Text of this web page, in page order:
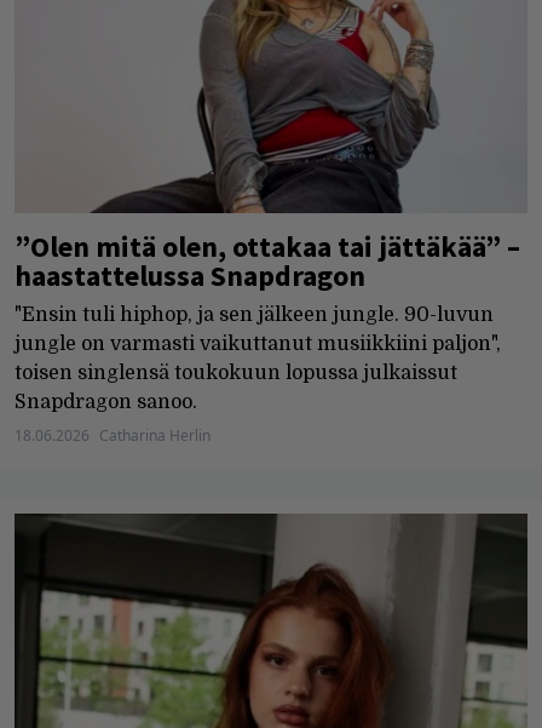
”Olen mitä olen, ottakaa tai jättäkää” –
haastattelussa Snapdragon
"Ensin tuli hiphop, ja sen jälkeen jungle. 90-luvun
jungle on varmasti vaikuttanut musiikkiini paljon",
toisen singlensä toukokuun lopussa julkaissut
Snapdragon sanoo.
18.06.2026 Catharina Herlin